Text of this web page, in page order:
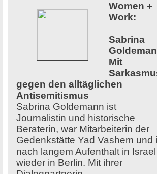
Women +
Work:
Sabrina
Mit
gegen den alltäglichen
Antisemitismus
Sabrina Goldemann ist
Journalistin und historische
Beraterin, war Mitarbeiterin der
Gedenkstätte Yad Vashem und
nach langem Aufenthalt in Israel
wieder in Berlin. Mit ihrer